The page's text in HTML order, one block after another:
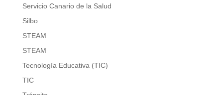
Servicio Canario de la Salud
Silbo
STEAM
STEAM
Tecnología Educativa (TIC)
TIC